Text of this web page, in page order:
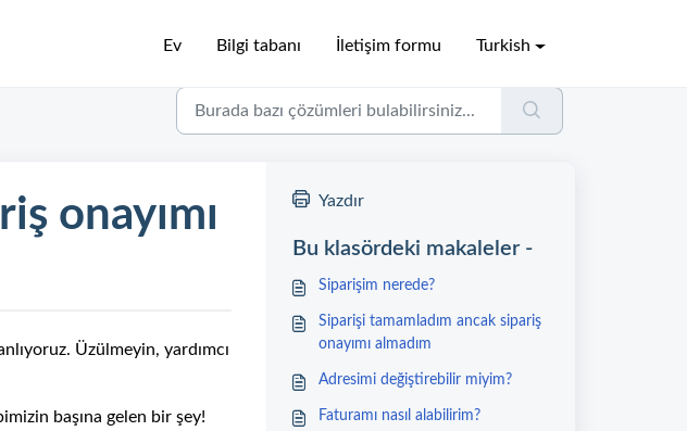
Ev Bilgi tabanı İletişim formu Turkish
onayımı
Üzülmeyin, yardımcı
başına gelen bir şey!
Yazdır
Bu klasördeki makaleler -
Siparişim nerede?
Siparişi tamamladım ancak sipariş
onayımı almadım
Adresimi değiştirebilir miyim?
Faturamı nasıl alabilirim?